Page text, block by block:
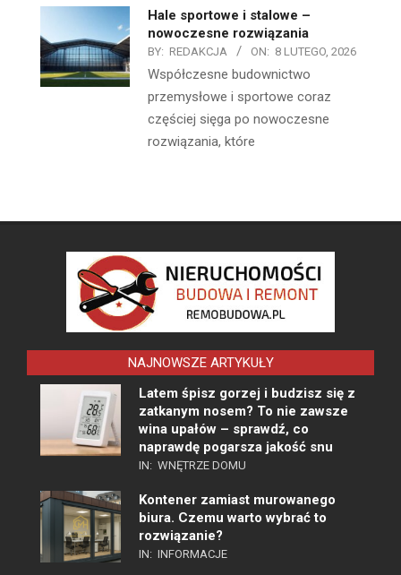
Hale sportowe i stalowe –
nowoczesne rozwiązania
BY: REDAKCJA ON: 8 LUTEGO, 2026
Współczesne budownictwo
przemysłowe i sportowe coraz
częściej sięga po nowoczesne
rozwiązania, które
NAJNOWSZE ARTYKUŁY
Latem śpisz gorzej i budzisz się z
zatkanym nosem? To nie zawsze
wina upałów – sprawdź, co
naprawdę pogarsza jakość snu
IN: WNĘTRZE DOMU
Kontener zamiast murowanego
biura. Czemu warto wybrać to
rozwiązanie?
IN: INFORMACJE